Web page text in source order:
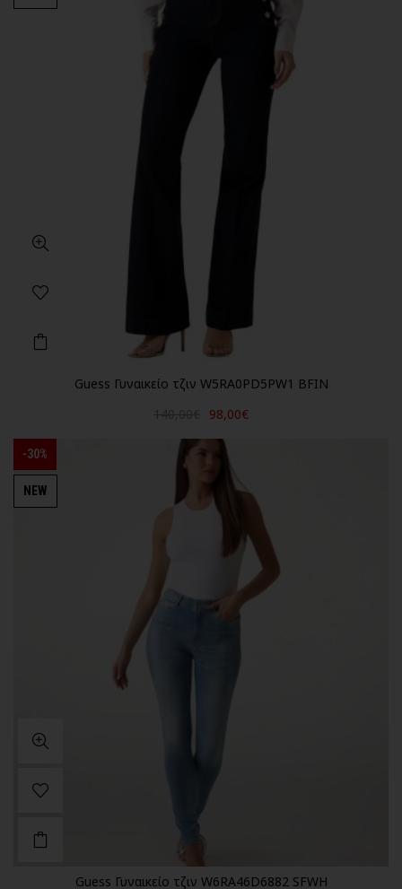
Guess Γυναικείο τζιν W5RA0PD5PW1 BFIN
98,00€
-30%
NEW
Guess Γυναικείο τζιν W6RA46D6882 SFWH